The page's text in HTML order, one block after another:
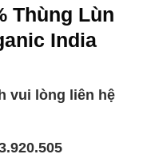
Thùng Lùn
India
vui lòng liên hệ